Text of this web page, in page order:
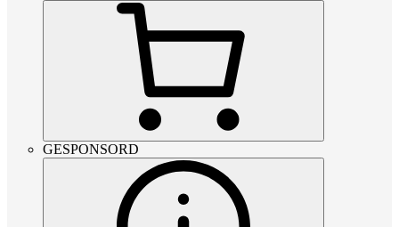
GESPONSORD